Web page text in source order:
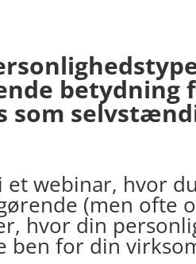
betydning
som
et webinar, hvor
(men ofte
hvor din
ben for din